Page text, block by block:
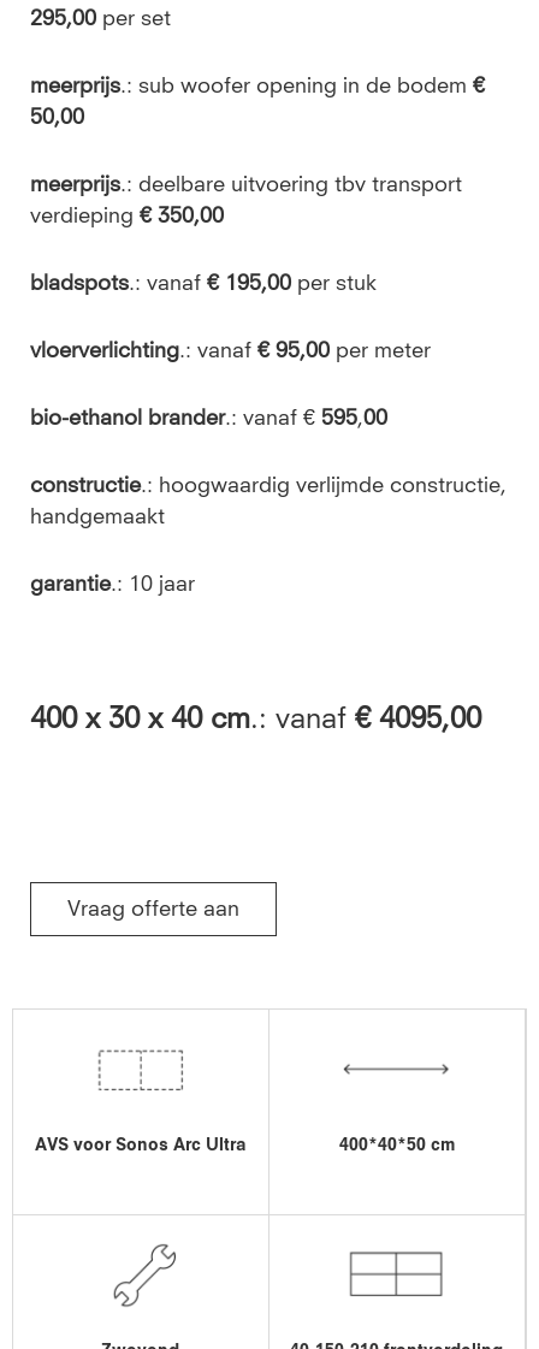
295,00 per set
meerprijs.: sub woofer opening in de bodem €
50,00
meerprijs.: deelbare uitvoering tbv transport
verdieping € 350,00
bladspots.: vanaf € 195,00 per stuk
vloerverlichting.: vanaf € 95,00 per meter
bio-ethanol brander.: vanaf € 595,00
constructie.: hoogwaardig verlijmde constructie,
handgemaakt
garantie.: 10 jaar
400 x 30 x 40 cm.: vanaf € 4095,00
Vraag offerte aan
AVS voor Sonos Arc Ultra 400*40*50 cm